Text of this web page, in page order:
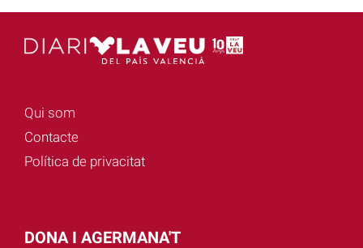
Qui som
Contacte
Política de privacitat
DONA I AGERMANA'T